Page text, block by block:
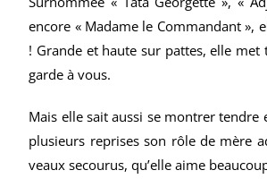
encore « Madame le Commandant »,
! Grande et haute sur pattes, elle
garde à vous.
Mais elle sait aussi se montrer
plusieurs reprises son rôle de mère
veaux secourus, qu’elle aime